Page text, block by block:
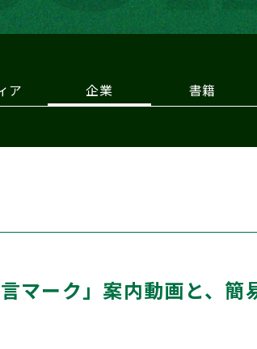
ア 企業 書籍
マーク」案内動画と、